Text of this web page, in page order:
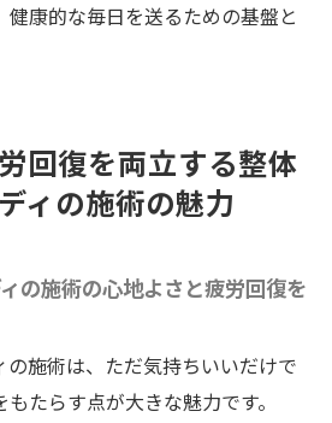
健康的な毎日を送るための基盤と
回復を両立する整体
ィの施術の魅力
の施術の心地よさと疲労回復を
施術は、ただ気持ちいいだけで
たらす点が大きな魅力です。